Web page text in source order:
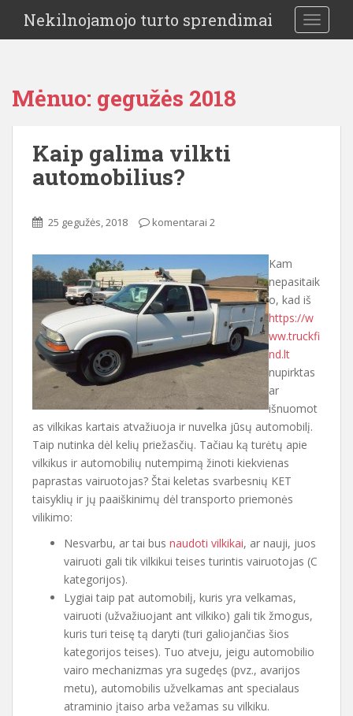
Nekilnojamojo turto sprendimai
Mėnuo: gegužės 2018
Kaip galima vilkti
automobilius?
25 gegužės, 2018 komentarai 2
Kam
nepasitaik
o, kad iš
https://w
ww.truckfi
nd.lt
nupirktas
ar
išnuomot
as vilkikas kartais atvažiuoja ir nuvelka jūsų automobilį.
Taip nutinka dėl kelių priežasčių. Tačiau ką turėtų apie
vilkikus ir automobilių nutempimą žinoti kiekvienas
paprastas vairuotojas? Štai keletas svarbesnių KET
taisyklių ir jų paaiškinimų dėl transporto priemonės
vilikimo:
Nesvarbu, ar tai bus naudoti vilkikai, ar nauji, juos
vairuoti gali tik vilkikui teises turintis vairuotojas (C
kategorijos).
Lygiai taip pat automobilį, kuris yra velkamas,
vairuoti (užvažiuojant ant vilkiko) gali tik žmogus,
kuris turi teisę tą daryti (turi galiojančias šios
kategorijos teises). Tuo atveju, jeigu automobilio
vairo mechanizmas yra sugedęs (pvz., avarijos
metu), automobilis užvelkamas ant specialaus
atraminio įtaiso arba vežamas su vilkiku.